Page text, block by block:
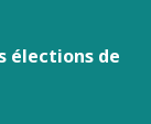
élections de